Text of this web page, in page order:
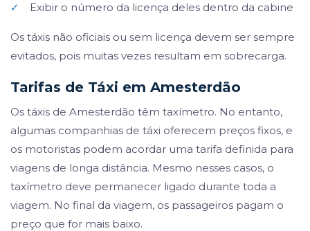
✓
Exibir o número da licença deles dentro da cabine
Os táxis não oficiais ou sem licença devem ser sempre
evitados, pois muitas vezes resultam em sobrecarga.
Tarifas de Táxi em Amesterdão
Os táxis de Amesterdão têm taxímetro. No entanto,
algumas companhias de táxi oferecem preços fixos, e
os motoristas podem acordar uma tarifa definida para
viagens de longa distância. Mesmo nesses casos, o
taxímetro deve permanecer ligado durante toda a
viagem. No final da viagem, os passageiros pagam o
preço que for mais baixo.